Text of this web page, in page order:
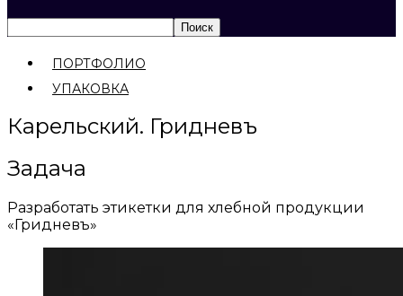
ПОРТФОЛИО
УПАКОВКА
Карельский. Гридневъ
Задача
Разработать этикетки для хлебной продукции
«Гридневъ»